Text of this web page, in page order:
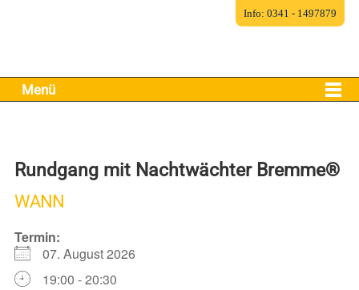
Menü
Rundgang mit Nachtwächter Bremme®
WANN
Termin:
07. August 2026
19:00 - 20:30
Info: 0341 - 1497879